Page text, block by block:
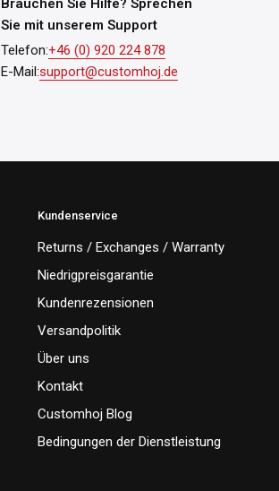
Brauchen Sie Hilfe? Sprechen
Sie mit unserem Support
Telefon:+46 (0) 920 224 878
E-Mail:support@customhoj.de
Kundenservice
Returns / Exchanges / Warranty
Niedrigpreisgarantie
Kundenrezensionen
Versandpolitik
Über uns
Kontakt
Customhoj Blog
Bedingungen der Dienstleistung